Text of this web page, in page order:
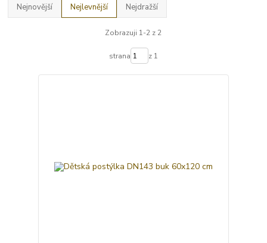
Nejnovější Nejlevnější Nejdražší
Zobrazuji 1-2 z 2
strana z 1